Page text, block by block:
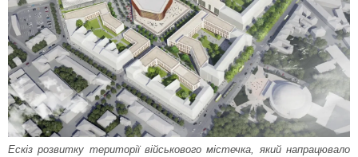
Ескіз розвитку території військового містечка, який напрацювало